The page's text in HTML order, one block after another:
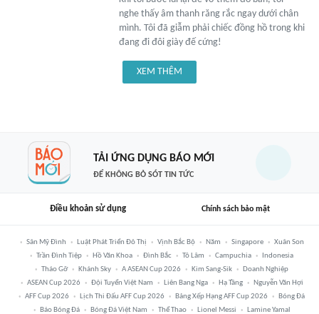
nghe thấy âm thanh răng rắc ngay dưới chân
mình. Tôi đã giẫm phải chiếc đồng hồ trong khi
đang đi đôi giày đế cứng!
XEM THÊM
TẢI ỨNG DỤNG BÁO MỚI
ĐỂ KHÔNG BỎ SÓT TIN TỨC
Điều khoản sử dụng Chính sách bảo mật
Sân Mỹ Đình Luật Phát Triển Đô Thị Vịnh Bắc Bộ Năm Singapore
Xuân Son
Trần Đình Tiệp
Hồ Văn Khoa Đình Bắc Tô Lâm Campuchia
Indonesia
Tháo Gỡ
Khánh Sky A ASEAN Cup 2026 Kim Sang-Sik
Doanh Nghiệp
ASEAN Cup 2026
Đội Tuyển Việt Nam Liên Bang Nga Hạ Tầng
Nguyễn Văn Hợi
AFF Cup 2026
Lịch Thi Đấu AFF Cup 2026 Bảng Xếp Hạng AFF Cup 2026
Bóng Đá
Báo Bóng Đá
Bóng Đá Việt Nam Thể Thao Lionel Messi Lamine Yamal